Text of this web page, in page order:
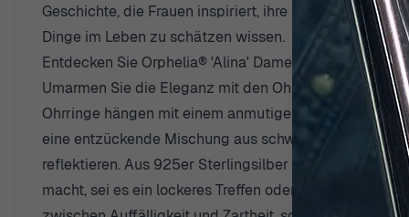
Geschichte, die Frauen inspiriert, ihre Individualität
Dinge im Leben zu schätzen wissen.
Entdecken Sie Orphelia® 'Alina' Damen Ohrgehänge
Umarmen Sie die Eleganz mit den Ohrringen 'Alina'
Ohrringe hängen mit einem anmutigen Charme,
eine entzückende Mischung aus schwarzen und
reflektieren. Aus 925er Sterlingsilber gefertigt,
macht, sei es ein lockeres Treffen oder eine formelle